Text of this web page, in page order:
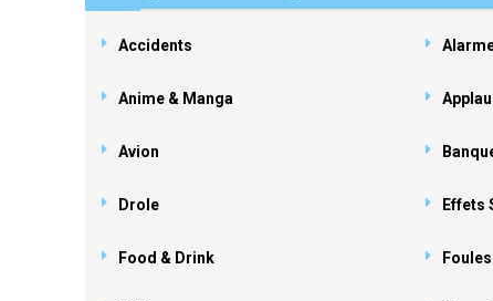
Accidents
Anime & Manga
Avion
Drole Effets
Food & Drink Foules